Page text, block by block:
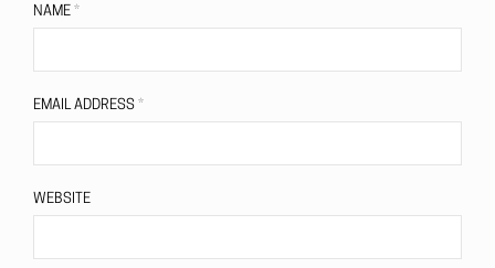
NAME *
EMAIL ADDRESS *
WEBSITE